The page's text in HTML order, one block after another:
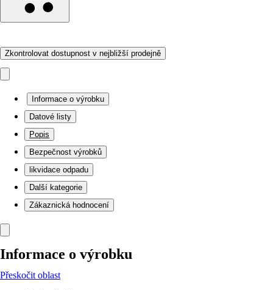
Zkontrolovat dostupnost v nejbližší prodejně
Informace o výrobku
Datové listy
Popis
Bezpečnost výrobků
likvidace odpadu
Další kategorie
Zákaznická hodnocení
Informace o výrobku
Přeskočit oblast